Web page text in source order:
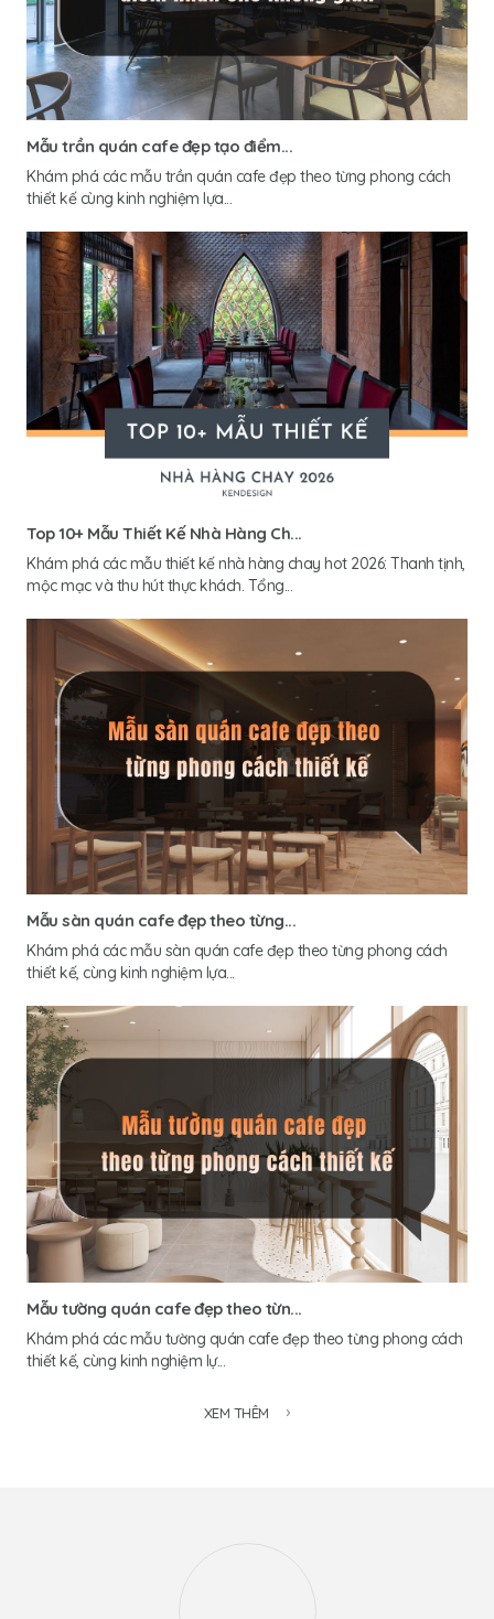
Mẫu trần quán cafe đẹp tạo điểm...
Khám phá các mẫu trần quán cafe đẹp theo từng phong cách
thiết kế cùng kinh nghiệm lựa...
Top 10+ Mẫu Thiết Kế Nhà Hàng Ch...
Khám phá các mẫu thiết kế nhà hàng chay hot 2026: Thanh tịnh,
mộc mạc và thu hút thực khách. Tổng...
Mẫu sàn quán cafe đẹp theo từng...
Khám phá các mẫu sàn quán cafe đẹp theo từng phong cách
thiết kế, cùng kinh nghiệm lựa...
Mẫu tường quán cafe đẹp theo từn...
Khám phá các mẫu tường quán cafe đẹp theo từng phong cách
thiết kế, cùng kinh nghiệm lự...
XEM THÊM